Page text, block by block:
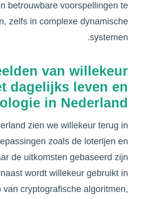
betrouwbare voorspellingen te
zelfs in complexe dynamische
systemen.
van willekeur
dagelijks leven en
in Nederland
zien we willekeur terug in
zoals de loterijen en
de uitkomsten gebaseerd zijn
wordt willekeur gebruikt in
van cryptografische algoritmen,